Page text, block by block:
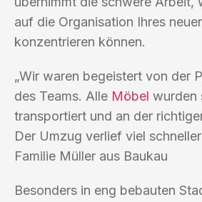
auf die Organisation Ihres
konzentrieren können.
„Wir waren begeistert von der
des Teams. Alle Möbel wurden
transportiert und an der
Der Umzug verlief viel
Familie Müller aus Baukau
Besonders in eng bebauten